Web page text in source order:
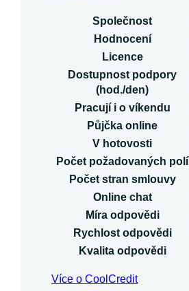
Společnost
Hodnocení
Licence
Dostupnost podpory
(hod./den)
Pracují i o víkendu
Půjčka online
V hotovosti
Počet požadovaných polí
Počet stran smlouvy
Online chat
Míra odpovědi
Rychlost odpovědi
Kvalita odpovědi
Více o CoolCredit